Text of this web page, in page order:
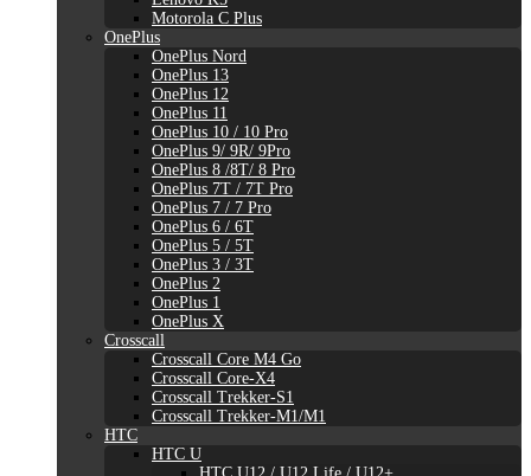
Motorola C Plus
OnePlus
OnePlus Nord
OnePlus 13
OnePlus 12
OnePlus 11
OnePlus 10 / 10 Pro
OnePlus 9/ 9R/ 9Pro
OnePlus 8 /8T/ 8 Pro
OnePlus 7T / 7T Pro
OnePlus 7 / 7 Pro
OnePlus 6 / 6T
OnePlus 5 / 5T
OnePlus 3 / 3T
OnePlus 2
OnePlus 1
OnePlus X
Crosscall
Crosscall Core M4 Go
Crosscall Core-X4
Crosscall Trekker-S1
Crosscall Trekker-M1/M1
HTC
HTC U